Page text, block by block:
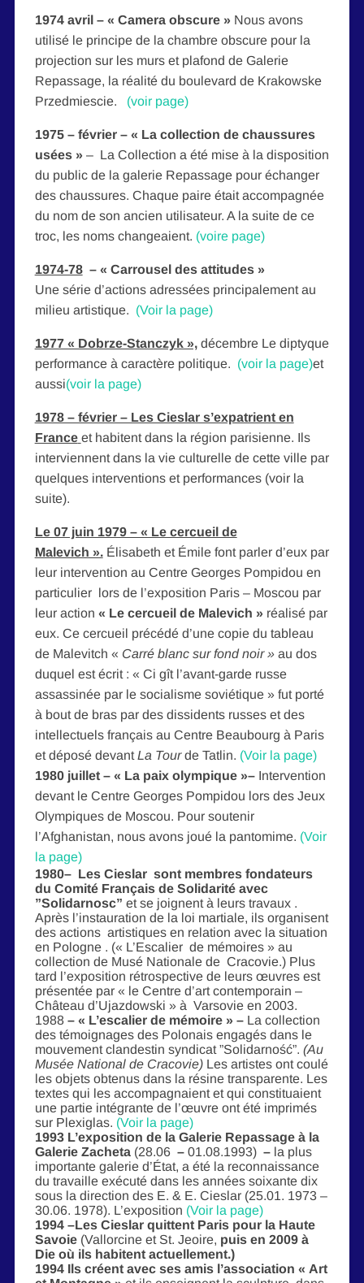
1974 avril – « Camera obscure » Nous avons
utilisé le principe de la chambre obscure pour la
projection sur les murs et plafond de Galerie
Repassage, la réalité du boulevard de Krakowske
Przedmiescie. (voir page)
1975 – février – « La collection de chaussures
usées » – La Collection a été mise à la disposition
du public de la galerie Repassage pour échanger
des chaussures. Chaque paire était accompagnée
du nom de son ancien utilisateur. A la suite de ce
troc, les noms changeaient. (voire page)
1974-78 – « Carrousel des attitudes »
Une série d’actions adressées principalement au
milieu artistique. (Voir la page)
1977 « Dobrze-Stanczyk »,décembre Le diptyque
performance à caractère politique. (voir la page)et
aussi(voir la page)
1978 – février – Les Cieslar s’expatrient en
France et habitent dans la région parisienne. Ils
interviennent dans la vie culturelle de cette ville par
quelques interventions et performances (voir la
suite).
Le 07 juin 1979 – « Le cercueil de
Malevich ».Élisabeth et Émile font parler d’eux par
leur intervention au Centre Georges Pompidou en
particulier lors de l’exposition Paris – Moscou par
leur action « Le cercueil de Malevich » réalisé par
eux. Ce cercueil précédé d’une copie du tableau
de Malevitch « Carré blanc sur fond noir »au dos
duquel est écrit : « Ci gît l’avant-garde russe
assassinée par le socialisme soviétique » fut porté
à bout de bras par des dissidents russes et des
intellectuels français au Centre Beaubourg à Paris
et déposé devant La Tourde Tatlin. (Voir la page)
1980 juillet – « La paix olympique»– Intervention
devant le Centre Georges Pompidou lors des Jeux
Olympiques de Moscou. Pour soutenir
l’Afghanistan, nous avons joué la pantomime. (Voir
la page)
1980– Les Cieslar sont membres fondateurs
du Comité Français de Solidarité avec
”Solidarnosc” et se joignent à leurs travaux .
Après l’instauration de la loi martiale, ils organisent
des actions artistiques en relation avec la situation
en Pologne . (« L’Escalier de mémoires » au
collection de Musé Nationale de Cracovie.) Plus
tard l’exposition rétrospective de leurs œuvres est
présentée par « le Centre d’art contemporain –
Château d’Ujazdowski » à Varsovie en 2003.
1988 – « L’escalier de mémoire» –La collection
des témoignages des Polonais engagés dans le
mouvement clandestin syndicat ”Solidarność”. (Au
Musée National de Cracovie)Les artistes ont coulé
les objets obtenus dans la résine transparente. Les
textes qui les accompagnaient et qui constituaient
une partie intégrante de l’œuvre ont été imprimés
sur Plexiglas. (Voir la page)
1993 L’exposition de la Galerie Repassage à la
Galerie Zacheta(28.06 –01.08.1993) –la plus
importante galerie d’État, a été la reconnaissance
du travaille exécuté dans les années soixante dix
sous la direction des E. & E. Cieslar (25.01. 1973 –
30.06. 1978). L’exposition (Voir la page)
1994 –Les Cieslar quittent Paris pour la Haute
Savoie(Vallorcine et St. Jeoire, puis en 2009 à
Die où ils habitent actuellement.)
1994 Ils créent avec ses amis l’association « Art